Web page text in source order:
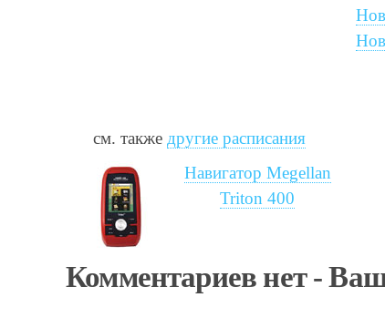
см. также другие расписания
Навигатор Megellan
Triton 400
Комментариев нет -